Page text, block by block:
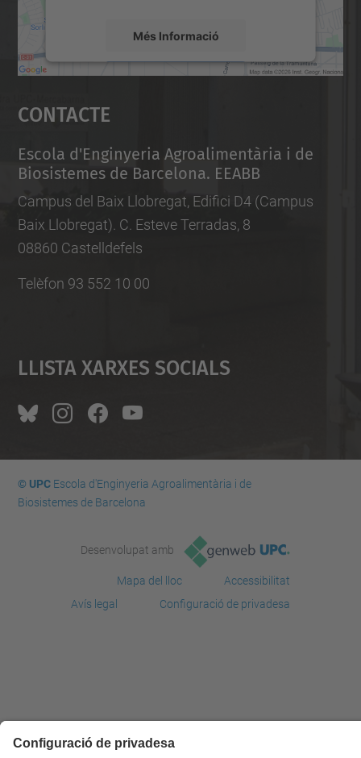
Més Informació
Accepta
powered by
Contacte
Escola d'Enginyeria Agroalimentària i de
Biosistemes de Barcelona. EEABB
Campus del Baix Llobregat, Edifici D4 (Campus
Baix Llobregat). C. Esteve Terradas, 8
08860 Castelldefels
Telèfon 93 552 10 00
Llista Xarxes Socials
© UPCEscola d'Enginyeria Agroalimentària i de
Biosistemes de Barcelona
Desenvolupat amb
Mapa del lloc
Accessibilitat
Avís legal
Configuració de privadesa